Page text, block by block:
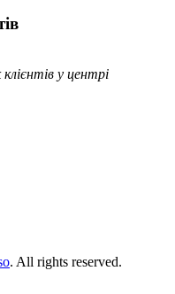
клієнтів у центрі
. All rights reserved.